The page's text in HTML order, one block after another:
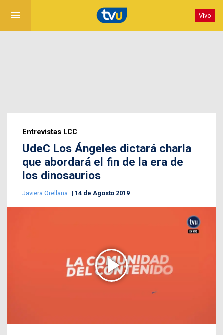
menu Vivo
Entrevistas LCC
UdeC Los Ángeles dictará charla
que abordará el fin de la era de
los dinosaurios
Javiera Orellana 14 de Agosto 2019